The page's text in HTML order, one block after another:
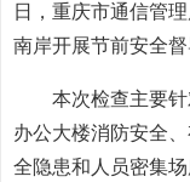
日，重庆市通信管
南岸开展节前安全督
本次检查主要
办公大楼消防安全
全隐患和人员密集